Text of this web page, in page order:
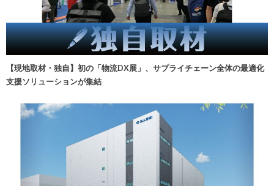
【現地取材・独自】初の「物流DX展」、サプライチェーン全体の最適化
支援ソリューションが集結